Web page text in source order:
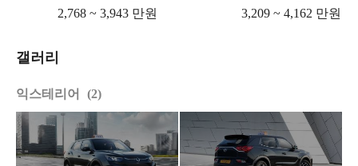
2,768 ~ 3,943 만원 3,209 ~ 4,162 만원
갤러리
익스테리어 2